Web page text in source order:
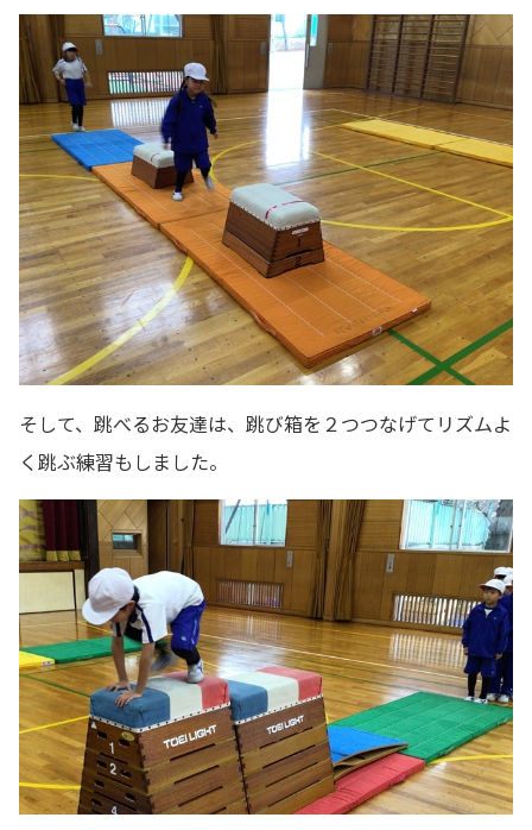
そして、跳べるお友達は、跳び箱を２つつなげてリズムよ
く跳ぶ練習もしました。